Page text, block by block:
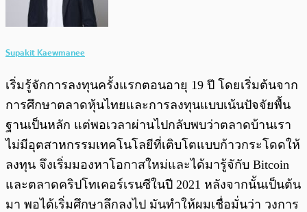
Supakit Kaewmanee
เริ่มรู้จักการลงทุนครั้งแรกตอนอายุ 19 ปี โดยเริ่มต้นจาก
การศึกษาตลาดหุ้นไทยและการลงทุนแบบเน้นปัจจัยพื้น
ฐานเป็นหลัก แต่พอเวลาผ่านไปกลับพบว่าตลาดบ้านเรา
ไม่มีอุตสาหกรรมเทคโนโลยีที่เติบโตแบบก้าวกระโดดให้
ลงทุน จึงเริ่มมองหาโอกาสใหม่และได้มารู้จักับ Bitcoin
และตลาดคริปโทเคอร์เรนซีในปี 2021 หลังจากนั้นเป็นต้น
มา พอได้เริ่มศึกษาลึกลงไป มันทำให้ผมเชื่อมั่นว่า วงการ